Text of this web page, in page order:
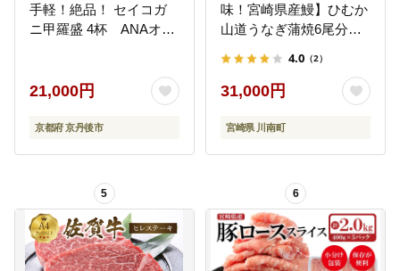
手軽！絶品！ セイコガ
ニ甲羅盛 4杯 ANAオリ
21,000円
京都府 京丹後市
味！宮崎県産鰻】ひむか
山道うなぎ蒲焼6尾分
ぎ ウナギ 鰻 】 [B08413]
4.0 （2）
31,000円
宮崎県 川南町
5 6